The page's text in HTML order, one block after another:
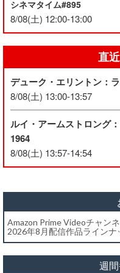
シネマタイム#895
8/08(土) 12:00-13:00
直
デューク・エリントン：
8/08(土) 13:00-13:57
ルイ・アームストロング
1964
8/08(土) 13:57-14:54
Amazon Prime Videoチャン
2026年8月配信作品ラインナ
週